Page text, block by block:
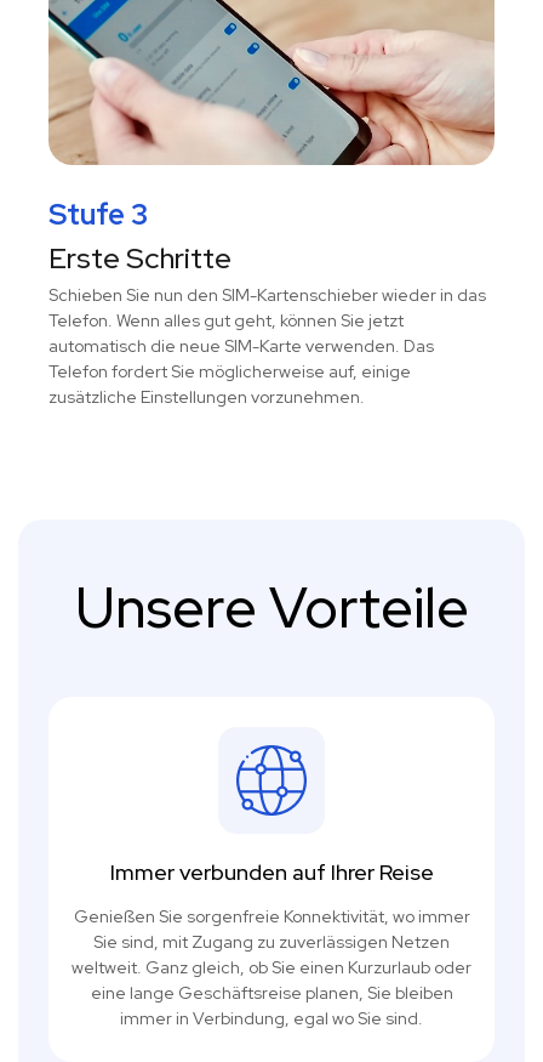
Stufe 3
Erste Schritte
Schieben Sie nun den SIM-Kartenschieber wieder in das
Telefon. Wenn alles gut geht, können Sie jetzt
automatisch die neue SIM-Karte verwenden. Das
Telefon fordert Sie möglicherweise auf, einige
zusätzliche Einstellungen vorzunehmen.
Unsere Vorteile
Immer verbunden auf Ihrer Reise
Genießen Sie sorgenfreie Konnektivität, wo immer
Sie sind, mit Zugang zu zuverlässigen Netzen
weltweit. Ganz gleich, ob Sie einen Kurzurlaub oder
eine lange Geschäftsreise planen, Sie bleiben
immer in Verbindung, egal wo Sie sind.